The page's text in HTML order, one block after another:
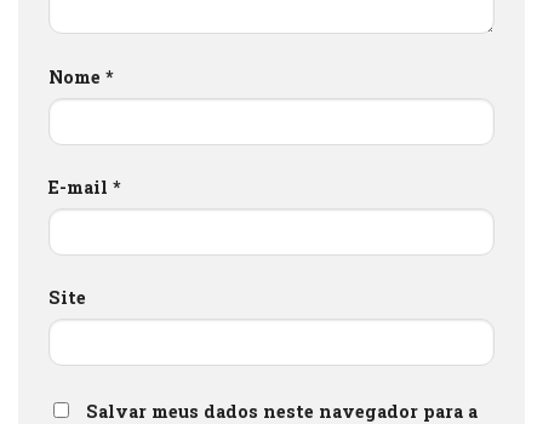
Nome *
E-mail *
Site
Salvar meus dados neste navegador para a